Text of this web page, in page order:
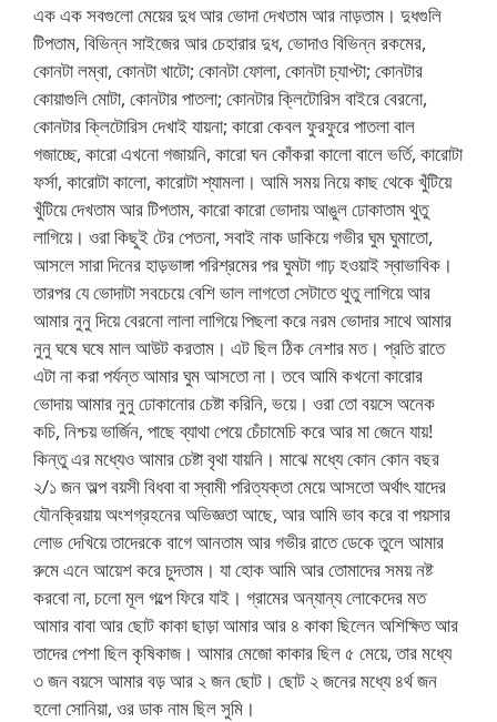
এক এক সবগুলো মেয়ের দুধ আর ভোদা দেখতাম আর নাড়তাম। দুধগুলি
টিপতাম, বিভিন্ন সাইজের আর চেহারার দুধ, ভোদাও বিভিন্ন রকমের,
কোনটা লম্বা, কোনটা খাটো; কোনটা ফোলা, কোনটা চ্যাপ্টা; কোনটার
কোয়াগুলি মোটা, কোনটার পাতলা; কোনটার ক্লিটোরিস বাইরে বেরনো,
কোনটার ক্লিটোরিস দেখাই যায়না; কারো কেবল ফুরফুরে পাতলা বাল
গজাচ্ছে, কারো এখনো গজায়নি, কারো ঘন কোঁকরা কালো বালে ভর্তি, কারোটা
ফর্সা, কারোটা কালো, কারোটা শ্যামলা। আমি সময় নিয়ে কাছ থেকে খুঁটিয়ে
খুঁটিয়ে দেখতাম আর টিপতাম, কারো কারো ভোদায় আঙুল ঢোকাতাম থুতু
লাগিয়ে। ওরা কিছুই টের পেতনা, সবাই নাক ডাকিয়ে গভীর ঘুম ঘুমাতো,
আসলে সারা দিনের হাড়ভাঙ্গা পরিশ্রমের পর ঘুমটা গাঢ় হওয়াই স্বাভাবিক।
তারপর যে ভোদাটা সবচেয়ে বেশি ভাল লাগতো সেটাতে থুতু লাগিয়ে আর
আমার নুনু দিয়ে বেরনো লালা লাগিয়ে পিছলা করে নরম ভোদার সাথে আমার
নুনু ঘষে ঘষে মাল আউট করতাম। এট ছিল ঠিক নেশার মত। প্রতি রাতে
এটা না করা পর্যন্ত আমার ঘুম আসতো না। তবে আমি কখনো কারোর
ভোদায় আমার নুনু ঢোকানোর চেষ্টা করিনি, ভয়ে। ওরা তো বয়সে অনেক
কচি, নিশ্চয় ভার্জিন, পাছে ব্যাথা পেয়ে চেঁচামেচি করে আর মা জেনে যায়!
কিন্তু এর মধ্যেও আমার চেষ্টা বৃথা যায়নি। মাঝে মধ্যে কোন কোন বছর
২/১ জন অল্প বয়সী বিধবা বা স্বামী পরিত্যক্তা মেয়ে আসতো অর্থাৎ যাদের
যৌনক্রিয়ায় অংশগ্রহনের অভিজ্ঞতা আছে, আর আমি ভাব করে বা পয়সার
লোভ দেখিয়ে তাদেরকে বাগে আনতাম আর গভীর রাতে ডেকে তুলে আমার
রুমে এনে আয়েশ করে চুদতাম। যা হোক আমি আর তোমাদের সময় নষ্ট
করবো না, চলো মূল গল্পে ফিরে যাই। গ্রামের অন্যান্য লোকেদের মত
আমার বাবা আর ছোট কাকা ছাড়া আমার আর ৪ কাকা ছিলেন অশিক্ষিত আর
তাদের পেশা ছিল কৃষিকাজ। আমার মেজো কাকার ছিল ৫ মেয়ে, তার মধ্যে
৩ জন বয়সে আমার বড় আর ২ জন ছোট। ছোট ২ জনের মধ্যে ৪র্থ জন
হলো সোনিয়া, ওর ডাক নাম ছিল সুমি।